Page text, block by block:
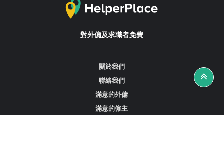
對外傭及求職者免費
關於我們
聯絡我們
滿意的外傭
滿意的僱主